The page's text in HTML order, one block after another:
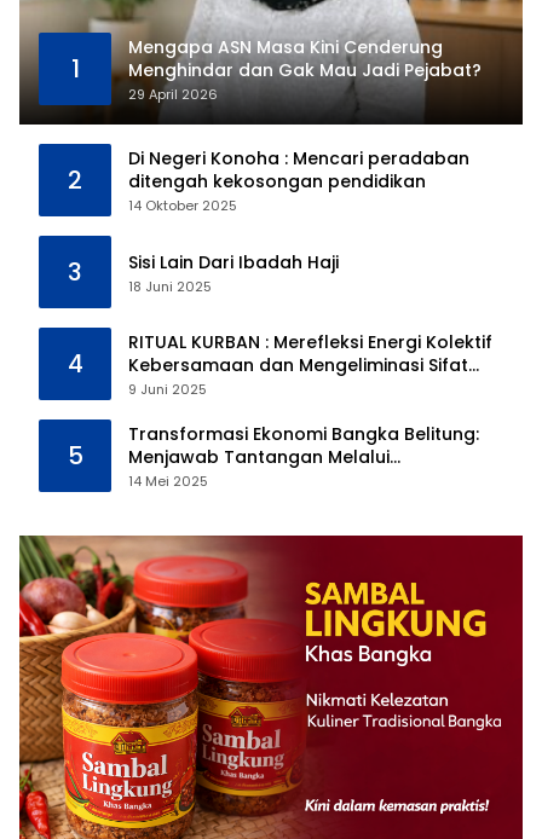
1
Mengapa ASN Masa Kini Cenderung
Menghindar dan Gak Mau Jadi Pejabat?
29 April 2026
2
Di Negeri Konoha : Mencari peradaban
ditengah kekosongan pendidikan
14 Oktober 2025
3 Sisi Lain Dari Ibadah Haji
18 Juni 2025
4
RITUAL KURBAN : Merefleksi Energi Kolektif
Kebersamaan dan Mengeliminasi Sifat
Kebinatangan Manusia
9 Juni 2025
5
Transformasi Ekonomi Bangka Belitung:
Menjawab Tantangan Melalui
Pengelolaan Sumber Daya Alam yang
14 Mei 2025